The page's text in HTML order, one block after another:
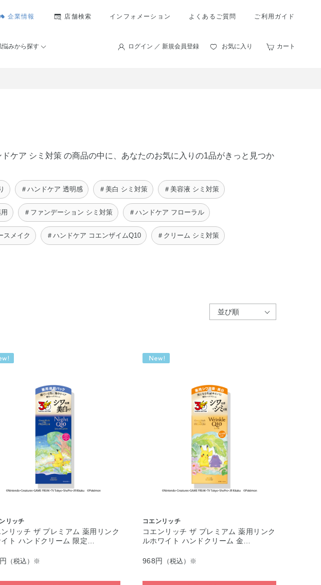
企業情報 店舗検索 インフォメーション よくあるご質問 ご利用ガイド
悩みから探す ログイン ／ 新規会員登録 お気に入り カート
ケア シミ対策 の商品の中に、あなたのお気に入りの1品がきっと見つか
＃ハンドケア 透明感 ＃美白 シミ対策 ＃美容液 シミ対策
＃ファンデーション シミ対策 ＃ハンドケア フローラル
スメイク ＃ハンドケア コエンザイムQ10 ＃クリーム シミ対策
リッチ
ンリッチ ザ プレミアム 薬用リンク
イト ハンドクリーム 限定…
（税込）※
コエンリッチ
コエンリッチ ザ プレミアム 薬用リンク
ルホワイト ハンドクリーム 金…
968円 （税込）※